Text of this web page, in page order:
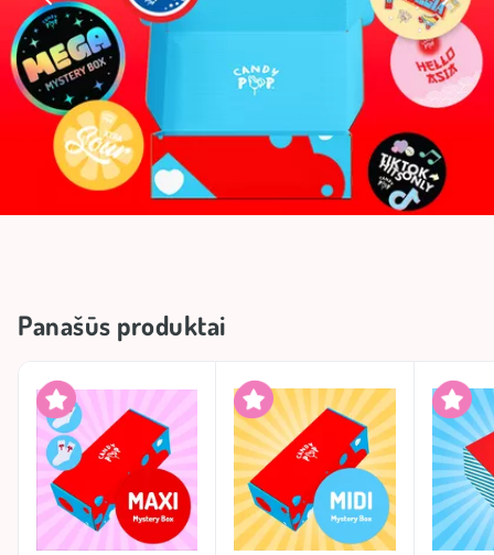
Panašūs produktai